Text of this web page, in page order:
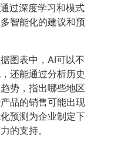
过深度学习和模式
智能化的建议和预
图表中，AI可以不
还能通过分析历史
势，指出哪些地区
品的销售可能出现
预测为企业制定下
的支持。